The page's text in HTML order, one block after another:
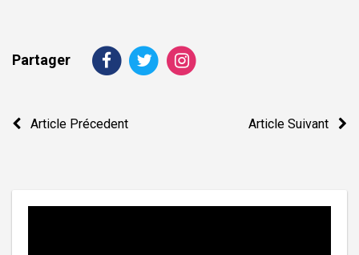
Partager
Navigation
Article Précedent Article Suivant